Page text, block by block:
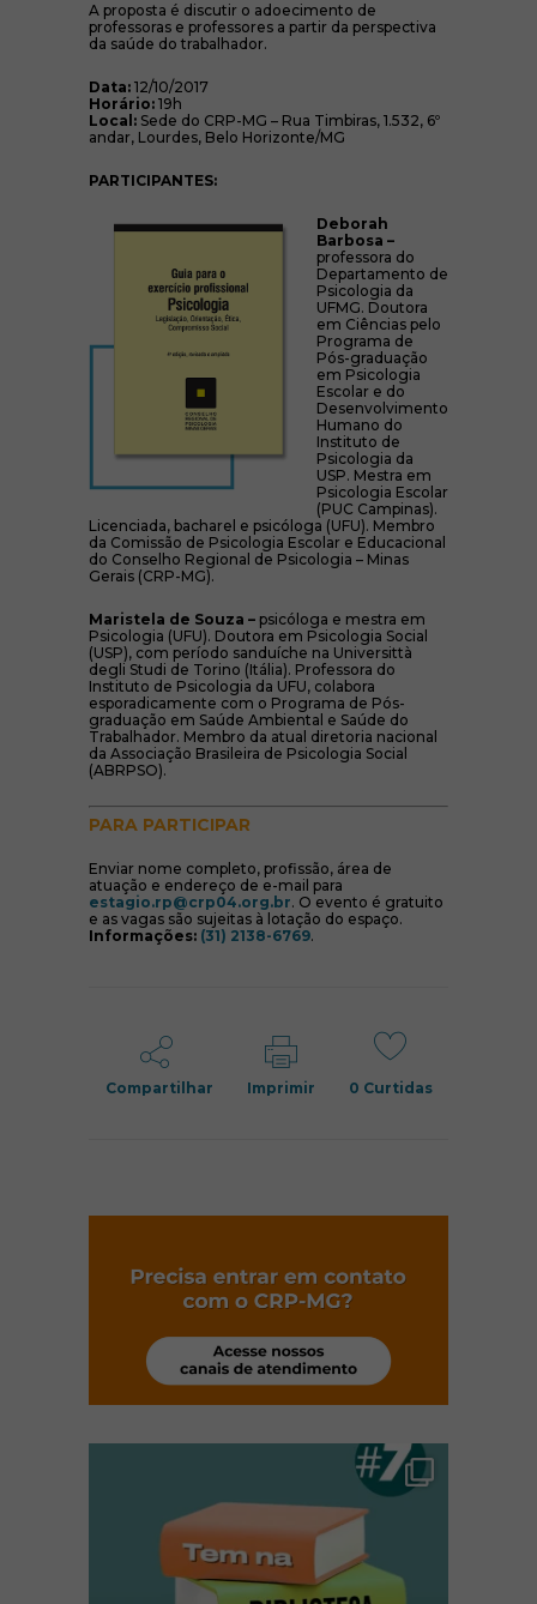
A proposta é discutir o adoecimento de
professoras e professores a partir da perspectiva
da saúde do trabalhador.
Data: 12/10/2017
Horário: 19h
Local: Sede do CRP-MG – Rua Timbiras, 1.532, 6º
andar, Lourdes, Belo Horizonte/MG
PARTICIPANTES:
Deborah
Barbosa –
professora do
Departamento de
Psicologia da
UFMG. Doutora
em Ciências pelo
Programa de
Pós-graduação
em Psicologia
Escolar e do
Desenvolvimento
Humano do
Instituto de
Psicologia da
USP. Mestra em
Psicologia Escolar
(PUC Campinas).
Licenciada, bacharel e psicóloga (UFU). Membro
da Comissão de Psicologia Escolar e Educacional
do Conselho Regional de Psicologia – Minas
Gerais (CRP-MG).
Maristela de Souza – psicóloga e mestra em
Psicologia (UFU). Doutora em Psicologia Social
(USP), com período sanduíche na Universittà
degli Studi de Torino (Itália). Professora do
Instituto de Psicologia da UFU, colabora
esporadicamente com o Programa de Pós-
graduação em Saúde Ambiental e Saúde do
Trabalhador. Membro da atual diretoria nacional
da Associação Brasileira de Psicologia Social
(ABRPSO).
PARA PARTICIPAR
Enviar nome completo, profissão, área de
atuação e endereço de e-mail para
estagio.rp@crp04.org.br(abre em nova janela)
. O evento é gratuito
e as vagas são sujeitas à lotação do espaço.
Informações: (31) 2138-6769.
Compartilhar Imprimir 0 Curtidas